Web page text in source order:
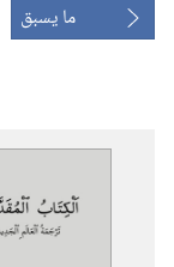
ما يسبق